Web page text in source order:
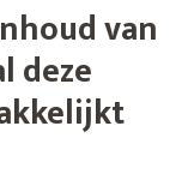
van
deze